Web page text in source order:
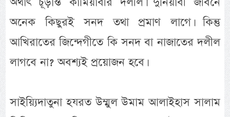
অনেক কিছুরই সনদ তথা প্রমাণ লাগে। কিন্তু
আখিরাতের জিন্দেগীতে কি সনদ বা নাজাতের দলীল
লাগবে না? অবশ্যই প্রয়োজন হবে।
সাইয়্যিদাতুনা হযরত উম্মুল উমাম আলাইহাস সালাম